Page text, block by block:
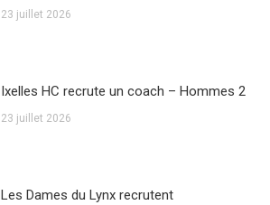
23 juillet 2026
Ixelles HC recrute un coach – Hommes 2
23 juillet 2026
Les Dames du Lynx recrutent